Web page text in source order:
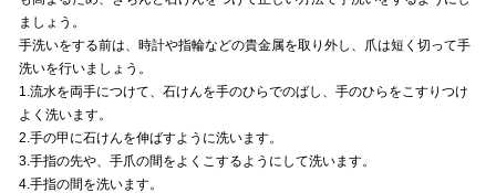
ましょう。
手洗いをする前は、時計や指輪などの貴金属を取り外し、爪は短く切って手
洗いを行いましょう。
1.流水を両手につけて、石けんを手のひらでのばし、手のひらをこすりつけ
よく洗います。
2.手の甲に石けんを伸ばすように洗います。
3.手指の先や、手爪の間をよくこするようにして洗います。
4.手指の間を洗います。